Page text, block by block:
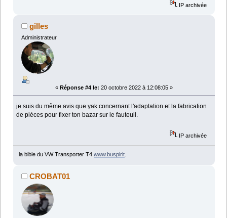
IP archivée
gilles
Administrateur
« Réponse #4 le: 20 octobre 2022 à 12:08:05 »
je suis du même avis que yak concernant l'adaptation et la fabrication
de pièces pour fixer ton bazar sur le fauteuil.
IP archivée
la bible du VW Transporter T4 www.buspirit.
CROBAT01